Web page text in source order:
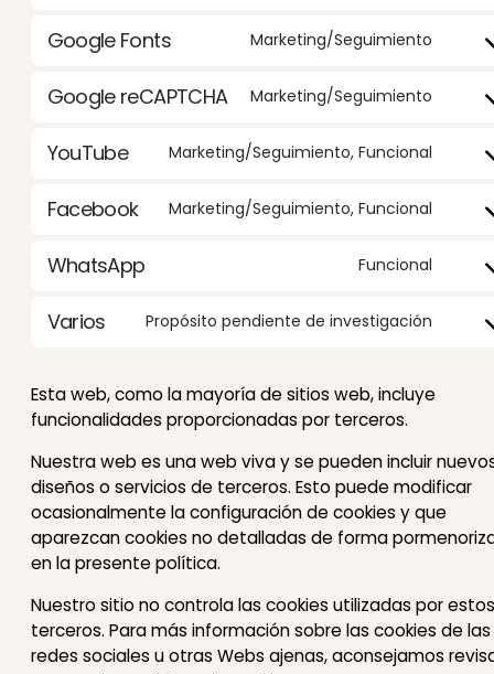
Google Fonts Marketing/Seguimiento
Google reCAPTCHA Marketing/Seguimiento
YouTube Marketing/Seguimiento, Funcional
Facebook Marketing/Seguimiento, Funcional
WhatsApp Funcional
Varios Propósito pendiente de investigación
Esta web, como la mayoría de sitios web, incluye
funcionalidades proporcionadas por terceros.
Nuestra web es una web viva y se pueden incluir
diseños o servicios de terceros. Esto puede modificar
ocasionalmente la configuración de cookies y que
aparezcan cookies no detalladas de forma
en la presente política.
Nuestro sitio no controla las cookies utilizadas por estos
terceros. Para más información sobre las cookies de las
redes sociales u otras Webs ajenas, aconsejamos